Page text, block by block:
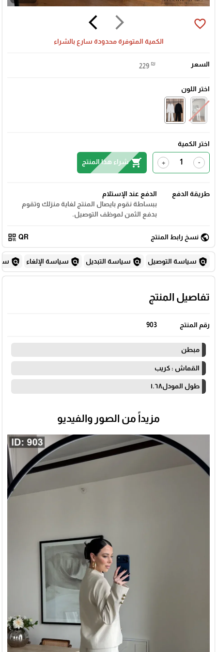
arrow_forward_ios
arrow_back_ios favorite_border
الكمية المتوفرة محدودة سارع بالشراء
السعر 229 ₪
اختر اللون
اختر الكمية
-
+
shopping_cartشراء هذا المنتج
طريقة الدفع
الدفع عند الإستلام
ببساطة نقوم بايصال المنتج لغاية منزلك وتقوم
بدفع الثمن لموظف التوصيل.
public نسخ رابط المنتج QR
qr_code
policy سياسة التوصيل policy سياسة التبديل policy سياسة الإلغاء policy
تفاصيل المنتج
رقم المنتج 903
مبطن
القماش : كريب
طول المودل١.٦٨
مزيداً من الصور والفيديو